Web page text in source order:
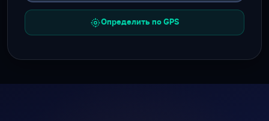
Определить по GPS